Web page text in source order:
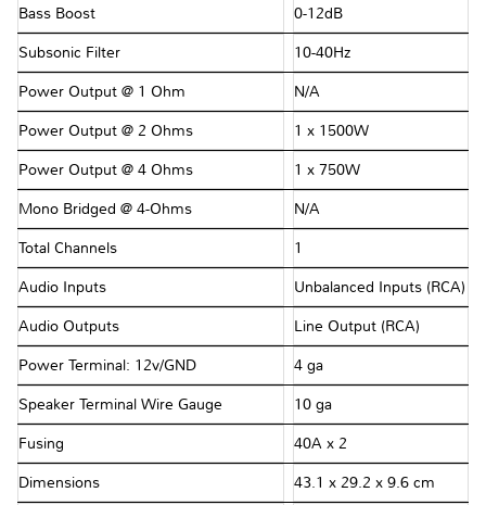
Bass Boost 0-12dB
Subsonic Filter 10-40Hz
Power Output @ 1 Ohm N/A
Power Output @ 2 Ohms 1 x 1500W
Power Output @ 4 Ohms 1 x 750W
Mono Bridged @ 4-Ohms N/A
Total Channels 1
Audio Inputs Unbalanced Inputs (RCA)
Audio Outputs Line Output (RCA)
Power Terminal: 12v/GND 4 ga
Speaker Terminal Wire Gauge 10 ga
Fusing 40A x 2
Dimensions 43.1 x 29.2 x 9.6 cm